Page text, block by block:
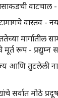
वास्तव -
मार्गातील
रूप - प्रद्युम्न
आणि तुटलेली
सर्वात मोठे